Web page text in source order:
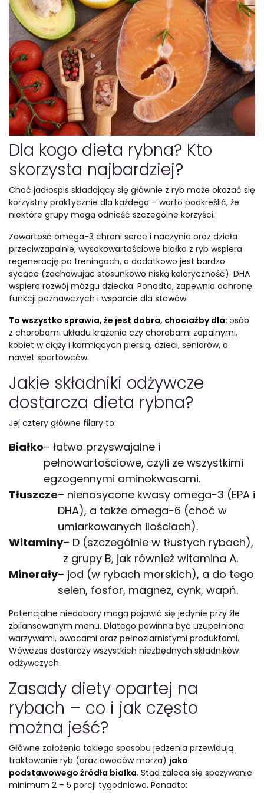
Dla kogo dieta rybna? Kto
skorzysta najbardziej?
Choć jadłospis składający się głównie z ryb może okazać się
korzystny praktycznie dla każdego – warto podkreślić, że
niektóre grupy mogą odnieść szczególne korzyści.
Zawartość omega-3 chroni serce i naczynia oraz działa
przeciwzapalnie, wysokowartościowe białko z ryb wspiera
regenerację po treningach, a dodatkowo jest bardzo
sycące (zachowując stosunkowo niską kaloryczność). DHA
wspiera rozwój mózgu dziecka. Ponadto, zapewnia ochronę
funkcji poznawczych i wsparcie dla stawów.
To wszystko sprawia, że jest dobra, chociażby dla: osób
z chorobami układu krążenia czy chorobami zapalnymi,
kobiet w ciąży i karmiących piersią, dzieci, seniorów, a
nawet sportowców.
Jakie składniki odżywcze
dostarcza dieta rybna?
Jej cztery główne filary to:
Białko– łatwo przyswajalne i
pełnowartościowe, czyli ze wszystkimi
egzogennymi aminokwasami.
Tłuszcze– nienasycone kwasy omega-3 (EPA i
DHA), a także omega-6 (choć w
umiarkowanych ilościach).
Witaminy– D (szczególnie w tłustych rybach),
z grupy B, jak również witamina A.
Minerały– jod (w rybach morskich), a do tego
selen, fosfor, magnez, cynk, wapń.
Potencjalne niedobory mogą pojawić się jedynie przy źle
zbilansowanym menu. Dlatego powinna być uzupełniona
warzywami, owocami oraz pełnoziarnistymi produktami.
Wówczas dostarczy wszystkich niezbędnych składników
odżywczych.
Zasady diety opartej na
rybach – co i jak często
można jeść?
Główne założenia takiego sposobu jedzenia przewidują
traktowanie ryb (oraz owoców morza) jako
podstawowego źródła białka. Stąd zaleca się spożywanie
minimum 2 – 5 porcji tygodniowo. Ponadto: